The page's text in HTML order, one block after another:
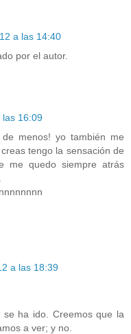
a las 14:40
por el autor.
las 16:09
menos! yo también me
tengo la sensación de
me quedo siempre atrás
a las 18:39
se ha ido. Creemos que la
a ver; y no.